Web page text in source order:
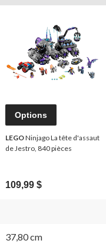
Options
LEGONinjago La tête d'assaut
de Jestro, 840 pièces
109,99 $
37,80 cm